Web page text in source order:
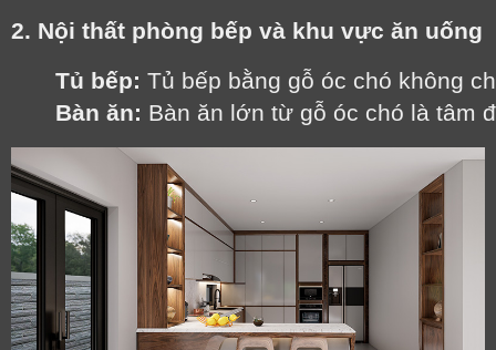
2. Nội thất phòng bếp và khu vực ăn uống
Tủ bếp: Tủ bếp bằng gỗ óc chó không
Bàn ăn: Bàn ăn lớn từ gỗ óc chó là tâm